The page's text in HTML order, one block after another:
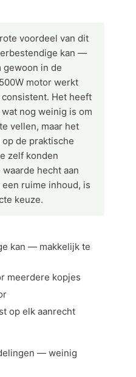
voordeel van dit
kan —
gewoon in de
motor werkt
Het heeft
nog weinig is om
vellen, maar het
de praktische
zelf konden
hecht aan
ruime inhoud, is
keuze.
kan — makkelijk te
meerdere kopjes
op elk aanrecht
— weinig